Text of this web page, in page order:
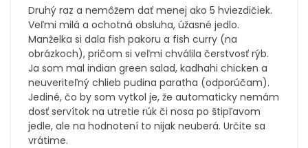
Druhý raz a nemôžem dať menej ako 5 hviezdičiek.
Veľmi milá a ochotná obsluha, úžasné jedlo.
Manželka si dala fish pakoru a fish curry (na
obrázkoch), pričom si veľmi chválila čerstvosť rýb.
Ja som mal indian green salad, kadhahi chicken a
neuveriteľný chlieb pudina paratha (odporúčam).
Jediné, čo by som vytkol je, že automaticky nemám
dosť servítok na utretie rúk či nosa po štipľavom
jedle, ale na hodnotení to nijak neuberá. Určite sa
vrátime.